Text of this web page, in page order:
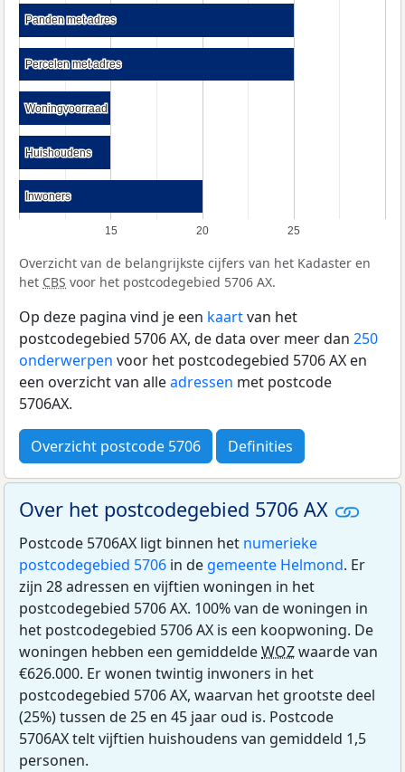
15 20 25
Panden met adres
Panden met adres
Percelen met adres
Percelen met adres
Woningvoorraad
Woningvoorraad
Huishoudens
Huishoudens
Inwoners
Inwoners
Overzicht van de belangrijkste cijfers van het Kadaster en
het CBS voor het postcodegebied 5706 AX.
Op deze pagina vind je een kaartvan het
postcodegebied 5706 AX, de data over meer dan 250
onderwerpen voor het postcodegebied 5706 AX en
een overzicht van alleadressen met postcode
5706AX.
Overzicht postcode 5706 Definities
Over het postcodegebied 5706 AX
Postcode 5706AX ligt binnen het numerieke
postcodegebied 5706 in de gemeente Helmond. Er
zijn 28 adressen en vijftien woningen in het
postcodegebied 5706 AX. 100% van de woningen in
het postcodegebied 5706 AX is een koopwoning. De
woningen hebben een gemiddeldeWOZwaarde van
€626.000. Er wonen twintig inwoners in het
postcodegebied 5706 AX, waarvan het grootste deel
(25%) tussen de 25 en 45 jaar oud is. Postcode
5706AX telt vijftien huishoudens van gemiddeld 1,5
personen.